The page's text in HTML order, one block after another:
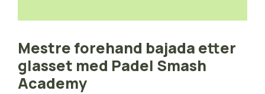
Mestre forehand bajada etter
glasset med Padel Smash
Academy